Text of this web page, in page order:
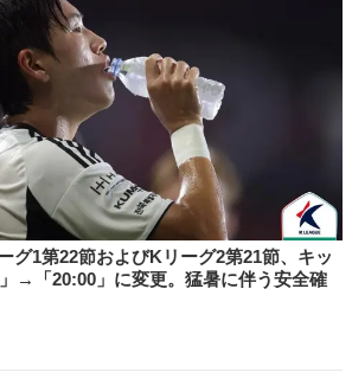
グ1第22節およびKリーグ2第21節、キッ
→「20:00」に変更。猛暑に伴う安全確